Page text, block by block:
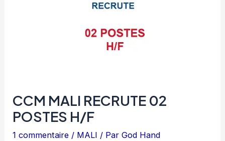
CCM MALI RECRUTE 02
POSTES H/F
1 commentaire / MALI / ParGod Hand